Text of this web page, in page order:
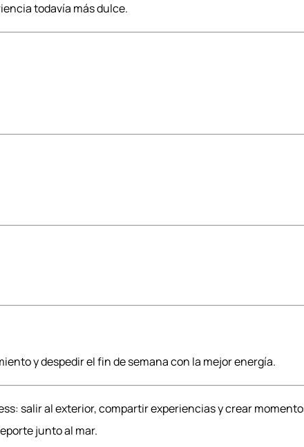
todavía más dulce.
y despedir el fin de semana con la mejor energía.
salir al exterior, compartir experiencias y crear
junto al mar.